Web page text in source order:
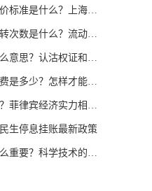
是什么？上海阶梯电价
是什么？流动资产周转
？认沽权证和认售权证
少？怎样才能免年费？
宾经济实力相当于我国
生停息挂账最新政策
？科学技术的发展有哪